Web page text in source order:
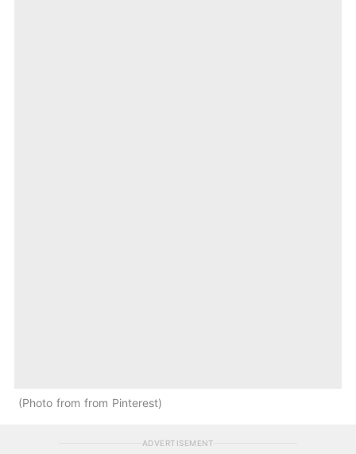
Photo from from Pinterest
ADVERTISEMENT